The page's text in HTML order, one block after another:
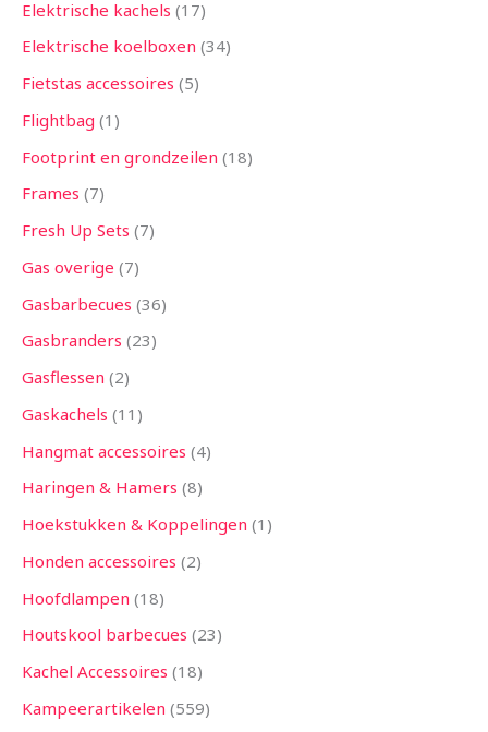
Elektrische kachels 17
Elektrische koelboxen 34
Fietstas accessoires 5
Flightbag 1
Footprint en grondzeilen 18
Frames 7
Fresh Up Sets 7
Gas overige 7
Gasbarbecues 36
Gasbranders 23
Gasflessen 2
Gaskachels 11
Hangmat accessoires 4
Haringen & Hamers 8
Hoekstukken & Koppelingen 1
Honden accessoires 2
Hoofdlampen 18
Houtskool barbecues 23
Kachel Accessoires 18
Kampeerartikelen 559